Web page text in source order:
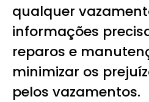
qualquer
informações
reparos e
minimizar os
pelos vazamentos.